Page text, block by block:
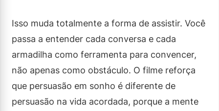
Isso muda totalmente a forma de assistir. Você
passa a entender cada conversa e cada
armadilha como ferramenta para convencer,
não apenas como obstáculo. O filme reforça
que persuasão em sonho é diferente de
persuasão na vida acordada, porque a mente